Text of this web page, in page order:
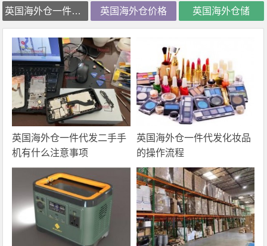
英国海外仓一件代发 英国海外仓价格 英国海外仓储
英国海外仓一件代发二手手
机有什么注意事项
英国海外仓一件代发化妆品
的操作流程